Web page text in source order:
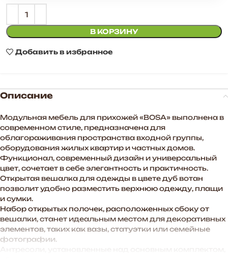
В КОРЗИНУ
Добавить в избранное
Описание
Модульная мебель для прихожей «BOSA» выполнена в
современном стиле, предназначена для
облагораживания пространства входной группы,
оборудования жилых квартир и частных домов.
Функционал, современный дизайн и универсальный
цвет, сочетает в себе элегантность и практичность.
Открытая вешалка для одежды в цвете дуб вотан
позволит удобно разместить верхнюю одежду, плащи
и сумки.
Набор открытых полочек, расположенных сбоку от
вешалки, станет идеальным местом для декоративных
элементов, таких как вазы, статуэтки или семейные
фотографии.